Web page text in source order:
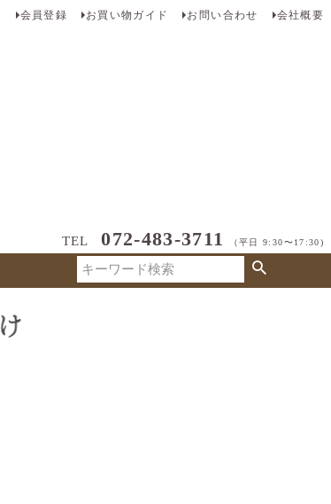
会員登録 お買い物ガイド お問い合わせ 会社概要
TEL 072-483-3711 （平日 9:30〜17:30)